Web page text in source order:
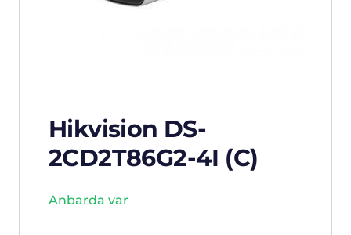
Hikvision DS-
2CD2T86G2-4I (C)
Anbarda var